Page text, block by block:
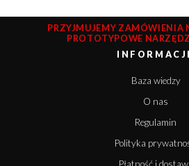
PRZYJMUJEMY ZAMÓWIENIA
PROTOTYPOWE
Baza wiedzy
O nas
Regulamin
Polityka